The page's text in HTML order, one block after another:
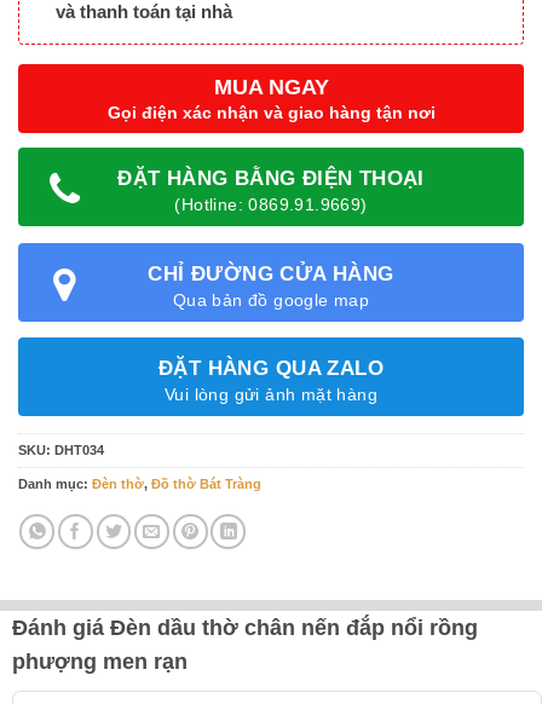
và thanh toán tại nhà
MUA NGAY
Gọi điện xác nhận và giao hàng tận nơi
ĐẶT HÀNG BẰNG ĐIỆN THOẠI
(Hotline: 0869.91.9669)
CHỈ ĐƯỜNG CỬA HÀNG
Qua bản đồ google map
ĐẶT HÀNG QUA ZALO
Vui lòng gửi ảnh mặt hàng
SKU: DHT034
Danh mục: Đèn thờ, Đồ thờ Bát Tràng
Đánh giá Đèn dầu thờ chân nến đắp nổi rồng
phượng men rạn